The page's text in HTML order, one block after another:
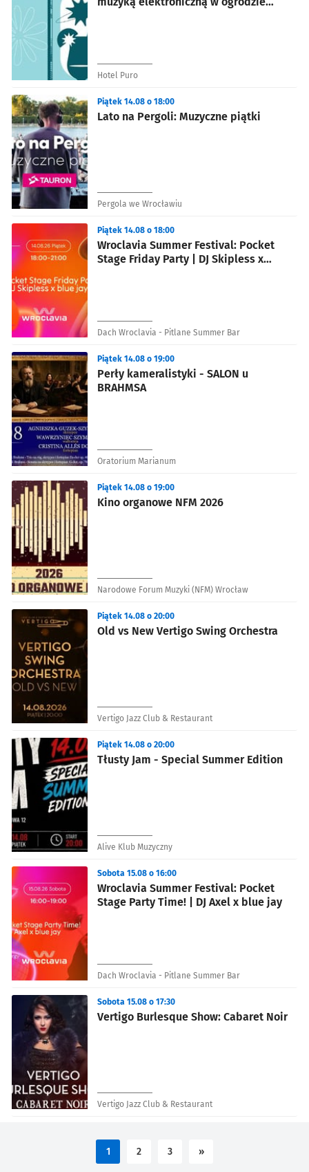
Hotel Puro
Lato na Pergoli: Muzyczne piątki
Piątek 14.08 o 18:00
Pergola we Wrocławiu
Wroclavia Summer Festival: Pocket
Stage Friday Party | DJ Skipless x
Piątek 14.08 o 18:00
Dach Wroclavia - Pitlane Summer Bar
Perły kameralistyki - SALON u
BRAHMSA
Piątek 14.08 o 19:00
Oratorium Marianum
Kino organowe NFM 2026
Piątek 14.08 o 19:00
Narodowe Forum Muzyki (NFM) Wrocław
Old vs New Vertigo Swing Orchestra
Piątek 14.08 o 20:00
Vertigo Jazz Club & Restaurant
Tłusty Jam - Special Summer Edition
Piątek 14.08 o 20:00
Alive Klub Muzyczny
Wroclavia Summer Festival: Pocket
Stage Party Time! | DJ Axel x blue jay
Sobota 15.08 o 16:00
Dach Wroclavia - Pitlane Summer Bar
Vertigo Burlesque Show: Cabaret Noir
Sobota 15.08 o 17:30
Vertigo Jazz Club & Restaurant
1 2 3 »